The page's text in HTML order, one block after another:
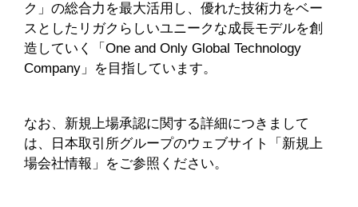
ク」の総合力を最大活用し、優れた技術力をベー
スとしたリガクらしいユニークな成長モデルを創
造していく「One and Only Global Technology
Company」を目指しています。
なお、新規上場承認に関する詳細につきまして
は、日本取引所グループのウェブサイト「新規上
場会社情報」をご参照ください。